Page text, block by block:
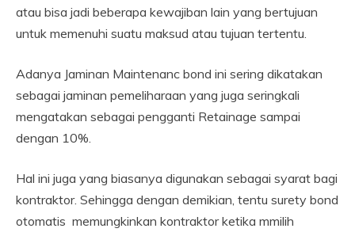
atau bisa jadi beberapa kewajiban lain yang bertujuan
untuk memenuhi suatu maksud atau tujuan tertentu.
Adanya Jaminan Maintenanc bond ini sering dikatakan
sebagai jaminan pemeliharaan yang juga seringkali
mengatakan sebagai pengganti Retainage sampai
dengan 10%.
Hal ini juga yang biasanya digunakan sebagai syarat bagi
kontraktor. Sehingga dengan demikian, tentu surety bond
otomatis memungkinkan kontraktor ketika mmilih